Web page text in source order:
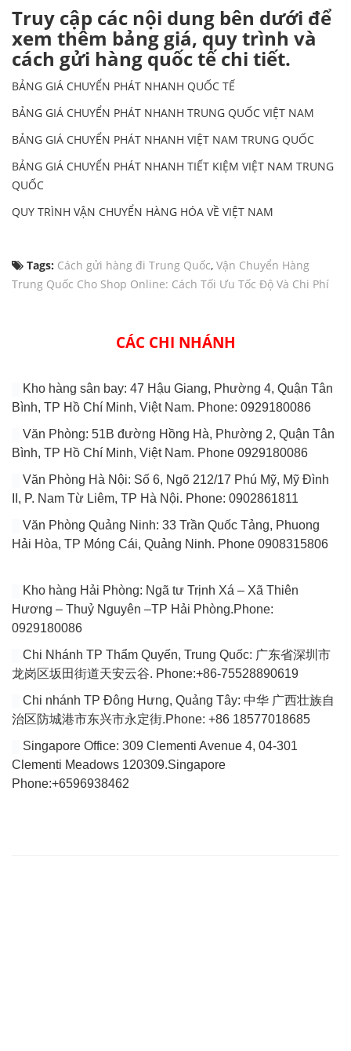
Truy cập các nội dung bên dưới để
xem thêm bảng giá, quy trình và
cách gửi hàng quốc tế chi tiết.
BẢNG GIÁ CHUYỂN PHÁT NHANH QUỐC TẾ
BẢNG GIÁ CHUYỂN PHÁT NHANH TRUNG QUỐC VIỆT NAM
BẢNG GIÁ CHUYỂN PHÁT NHANH VIỆT NAM TRUNG QUỐC
BẢNG GIÁ CHUYỂN PHÁT NHANH TIẾT KIỆM VIỆT NAM TRUNG
QUỐC
QUY TRÌNH VẬN CHUYỂN HÀNG HÓA VỀ VIỆT NAM
Tags: Cách gửi hàng đi Trung Quốc, Vận Chuyển Hàng
Trung Quốc Cho Shop Online: Cách Tối Ưu Tốc Độ Và Chi Phí
CÁC CHI NHÁNH
Kho hàng sân bay: 47 Hậu Giang, Phường 4, Quận Tân
Bình, TP Hồ Chí Minh, Việt Nam. Phone: 0929180086
Văn Phòng: 51B đường Hồng Hà, Phường 2, Quận Tân
Bình, TP Hồ Chí Minh, Việt Nam. Phone 0929180086
Văn Phòng Hà Nội: Số 6, Ngõ 212/17 Phú Mỹ, Mỹ Đình
II, P. Nam Từ Liêm, TP Hà Nội. Phone: 0902861811
Văn Phòng Quảng Ninh: 33 Trần Quốc Tảng, Phuong
Hải Hòa, TP Móng Cái, Quảng Ninh. Phone 0908315806
Kho hàng Hải Phòng: Ngã tư Trịnh Xá – Xã Thiên
Hương – Thuỷ Nguyên –TP Hải Phòng.Phone:
0929180086
Chi Nhánh TP Thẩm Quyến, Trung Quốc: 广东省深圳市
龙岗区坂田街道天安云谷. Phone:+86-75528890619
Chi nhánh TP Đông Hưng, Quảng Tây: 中华 广西壮族自
治区防城港市东兴市永定街.Phone: +86 18577018685
Singapore Office: 309 Clementi Avenue 4, 04-301
Clementi Meadows 120309.Singapore
Phone:+6596938462